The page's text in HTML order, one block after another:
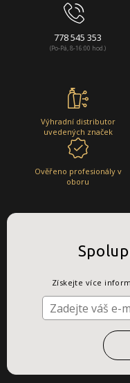
778 545 353
(Po-Pá, 8-16:00 hod.)
Výhradní distributor
uvedených značek
Ověřeno profesionály v
oboru
Získejte více